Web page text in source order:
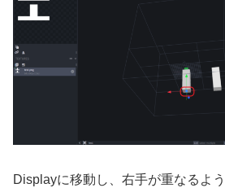
Displayに移動し、右手が重なるよ